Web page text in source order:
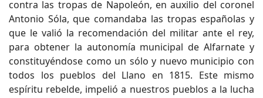
contra las tropas de Napoleón, en auxilio del coronel
Antonio Sóla, que comandaba las tropas españolas y
que le valió la recomendación del militar ante el rey,
para obtener la autonomía municipal de Alfarnate y
constituyéndose como un sólo y nuevo municipio con
todos los pueblos del Llano en 1815. Este mismo
espíritu rebelde, impelió a nuestros pueblos a la lucha